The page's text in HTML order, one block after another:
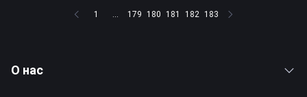
1 ... 179 180 181 182 183
О нас